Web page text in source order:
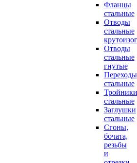
Фланцы
стальные
Отводы
стальные
Отводы
стальные
гнутые
Переходы
стальные
Тройники
стальные
Заглушки
стальные
Сгоны,
бочата,
резьбы
и